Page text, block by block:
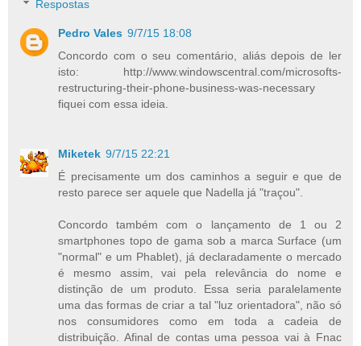
Respostas
Pedro Vales 9/7/15 18:08
Concordo com o seu comentário, aliás depois de ler
isto: http://www.windowscentral.com/microsofts-
restructuring-their-phone-business-was-necessary
fiquei com essa ideia.
Miketek 9/7/15 22:21
É precisamente um dos caminhos a seguir e que de
resto parece ser aquele que Nadella já "traçou".
Concordo também com o lançamento de 1 ou 2
smartphones topo de gama sob a marca Surface (um
"normal" e um Phablet), já declaradamente o mercado
é mesmo assim, vai pela relevância do nome e
distinção de um produto. Essa seria paralelamente
uma das formas de criar a tal "luz orientadora", não só
nos consumidores como em toda a cadeia de
distribuição. Afinal de contas uma pessoa vai à Fnac